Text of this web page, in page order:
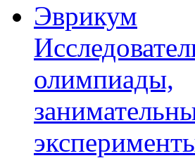
Эврикум
олимпиады,